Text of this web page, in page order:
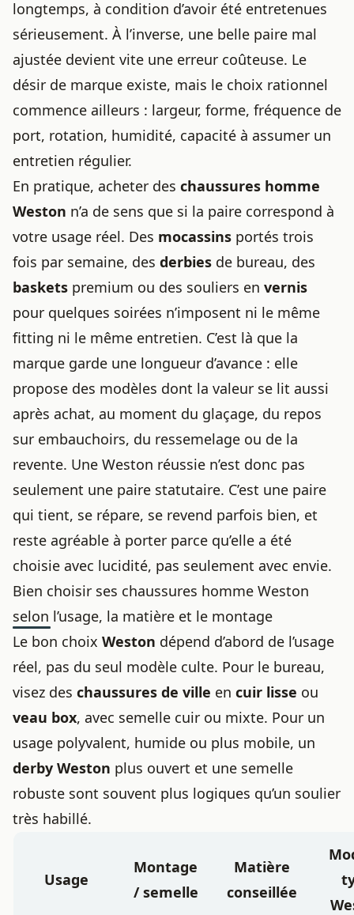
longtemps, à condition d’avoir été entretenues
sérieusement. À l’inverse, une belle paire mal
ajustée devient vite une erreur coûteuse. Le
désir de marque existe, mais le choix rationnel
commence ailleurs : largeur, forme, fréquence de
port, rotation, humidité, capacité à assumer un
entretien régulier.
En pratique, acheter des chaussures homme
Weston n’a de sens que si la paire correspond à
votre usage réel. Des mocassins portés trois
fois par semaine, des derbies de bureau, des
baskets premium ou des souliers en vernis
pour quelques soirées n’imposent ni le même
fitting ni le même entretien. C’est là que la
marque garde une longueur d’avance : elle
propose des modèles dont la valeur se lit aussi
après achat, au moment du glaçage, du repos
sur embauchoirs, du ressemelage ou de la
revente. Une Weston réussie n’est donc pas
seulement une paire statutaire. C’est une paire
qui tient, se répare, se revend parfois bien, et
reste agréable à porter parce qu’elle a été
choisie avec lucidité, pas seulement avec envie.
Bien choisir ses chaussures homme Weston
selon l’usage, la matière et le montage
Le bon choix Weston dépend d’abord de l’usage
réel, pas du seul modèle culte. Pour le bureau,
visez des chaussures de ville en cuir lisse ou
veau box, avec semelle cuir ou mixte. Pour un
usage polyvalent, humide ou plus mobile, un
derby Weston plus ouvert et une semelle
robuste sont souvent plus logiques qu’un soulier
très habillé.
Usage
Montage
/ semelle
Matière
conseillée